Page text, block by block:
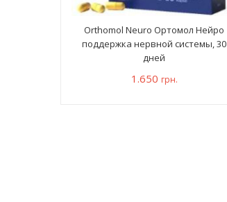
Orthomol Neuro Ортомол Нейро
поддержка нервной системы, 30
дней
1.650 грн.